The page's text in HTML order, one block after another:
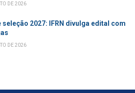
DE 2026
seleção 2027: IFRN divulga edital com
DE 2026